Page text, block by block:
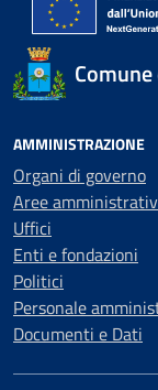
AMMINISTRAZIONE
Organi di governo
Aree
Uffici
Enti e fondazioni
Politici
Personale
Documenti e Dati